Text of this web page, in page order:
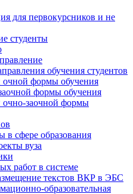
для первокурсников и не
студенты
обучения студентов
очной формы обучения
формы обучения
очно-заочной формы
в сфере образования
вуза
работ в системе
текстов ВКР в ЭБС
образовательная